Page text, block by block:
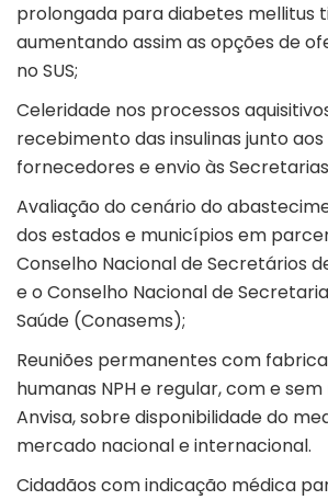
prolongada para diabetes mellitus
aumentando assim as opções de
no SUS;
Celeridade nos processos
recebimento das insulinas junto
fornecedores e envio às
Avaliação do cenário do
dos estados e municípios em
Conselho Nacional de Secretários
e o Conselho Nacional de
Saúde (Conasems);
Reuniões permanentes com
humanas NPH e regular, com e
Anvisa, sobre disponibilidade do
mercado nacional e internacional.
Cidadãos com indicação médica